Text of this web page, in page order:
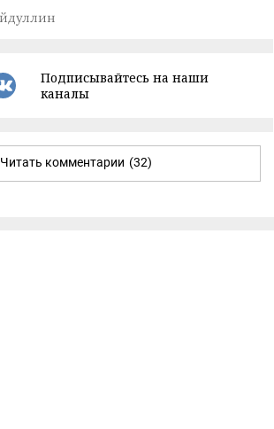
Подписывайтесь на наши
каналы
Читать комментарии (32)